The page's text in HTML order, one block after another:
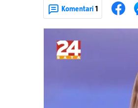
upozorenjima nakon nove
Krško.
Komentari 1